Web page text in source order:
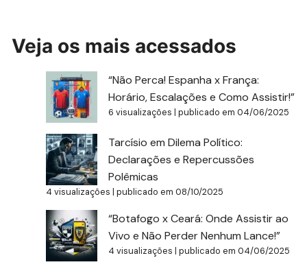
Veja os mais acessados
“Não Perca! Espanha x França:
Horário, Escalações e Como Assistir!”
6 visualizações |publicado em 04/06/2025
Tarcísio em Dilema Político:
Declarações e Repercussões
Polêmicas
4 visualizações |publicado em 08/10/2025
“Botafogo x Ceará: Onde Assistir ao
Vivo e Não Perder Nenhum Lance!”
4 visualizações |publicado em 04/06/2025